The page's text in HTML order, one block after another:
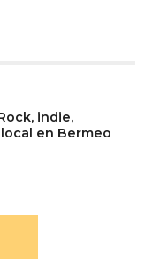
indie,
en Bermeo